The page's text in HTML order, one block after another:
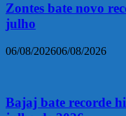
Zontes bate novo
julho
06/08/202606/08/2026
Bajaj bate recorde